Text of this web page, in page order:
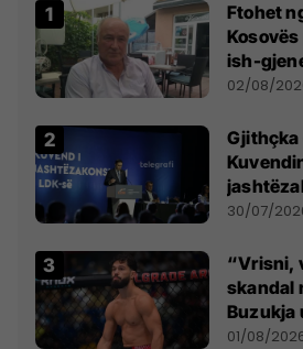
Ftohet
ish-
dikush e
02/08/
Gjithçka
së
30/07/
“Vrisni,
skandal
Buzukja
anti-
01/08/